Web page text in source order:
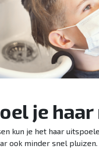
je
kun je het haar
ook minder snel pluizen.